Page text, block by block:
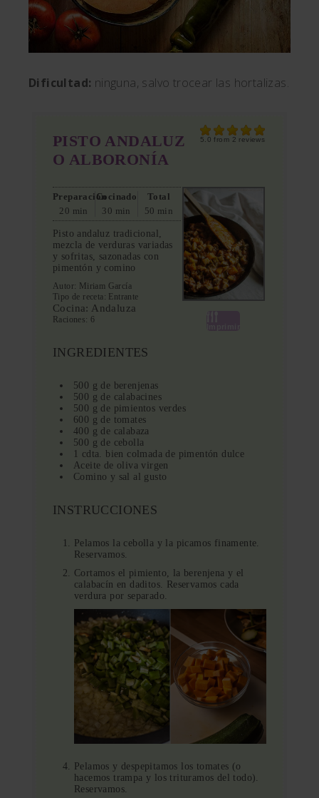
Dificultad: ninguna, salvo trocear las hortalizas.
5.0 from 2 reviews
PISTO ANDALUZ
O ALBORONÍA
Preparación
20 min
Cocinado
30 min
Total
50 min
Pisto andaluz tradicional,
mezcla de verduras variadas
y sofritas, sazonadas con
pimentón y comino
Autor: Miriam García
Tipo de receta: Entrante
Cocina: Andaluza
Raciones: 6
INGREDIENTES
500 g de berenjenas
500 g de calabacines
500 g de pimientos verdes
600 g de tomates
400 g de calabaza
500 g de cebolla
1 cdta. bien colmada de pimentón dulce
Aceite de oliva virgen
Comino y sal al gusto
INSTRUCCIONES
Pelamos la cebolla y la picamos finamente.
Reservamos.
Cortamos el pimiento, la berenjena y el
calabacín en daditos. Reservamos cada
verdura por separado.
Pelamos y despepitamos los tomates (o
hacemos trampa y los trituramos del todo).
Reservamos.